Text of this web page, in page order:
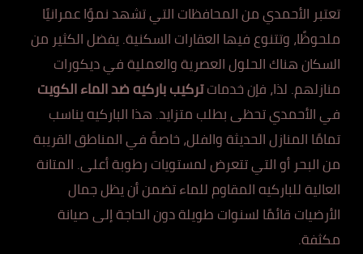
تعتبر الأحمدي من المحافظات التي تشهد نموًا عمرانيًا
ملحوظًا، وتتنوع فيها العقارات السكنية. يفضل الكثير من
السكان هناك الحلول العصرية والعملية في ديكورات
منازلهم. لذا، فإن خدماتتركيب باركيه ضد الماء الكويت
في الأحمدي تحظى بطلب متزايد. هذا الباركيه يناسب
تمامًا المنازل الحديثة والفلل، خاصةً في المناطق القريبة
من البحر أو التي تتعرض لمستويات رطوبة أعلى. المتانة
العالية للباركيه المقاوم للماء تضمن أن يظل جمال
الأرضيات قائمًا لسنوات طويلة دون الحاجة إلى صيانة
مكثفة.